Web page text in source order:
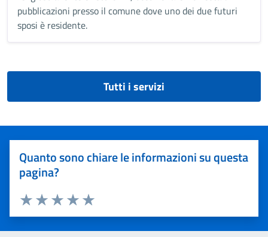
pubblicazioni presso il comune dove uno dei due futuri
sposi è residente.
Tutti i servizi
Quanto sono chiare le informazioni su questa
pagina?
Valuta 5 stelle su 5
Valuta 4 stelle su 5
Valuta 3 stelle su 5
Valuta 2 stelle su 5
Valuta 1 stelle su 5